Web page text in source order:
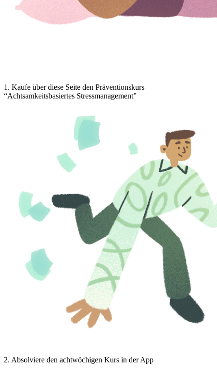
1. Kaufe über diese Seite den Präventionskurs
“Achtsamkeitsbasiertes Stressmanagement”
2. Absolviere den achtwöchigen Kurs in der App